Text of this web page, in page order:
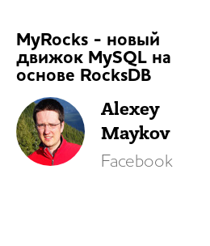
MyRocks - новый
движок MySQL на
основе RocksDB
Alexey
Maykov
Facebook